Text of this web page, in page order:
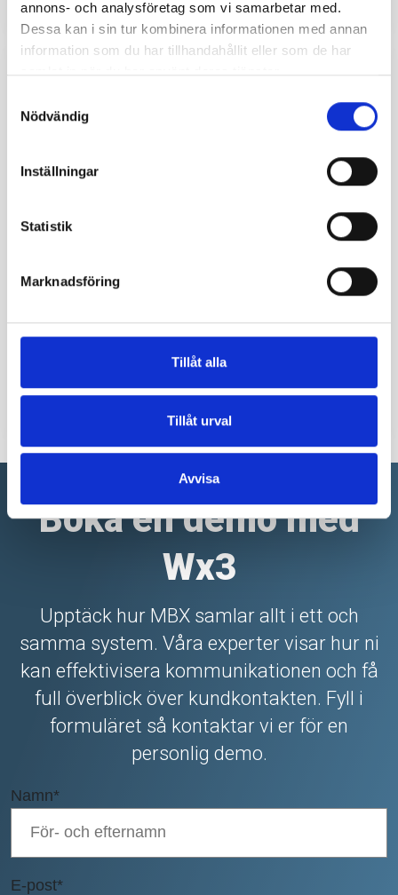
annons- och analysföretag som vi samarbetar med.
Dessa kan i sin tur kombinera informationen med annan
information som du har tillhandahållit eller som de har
samlat in när du har använt deras tjänster.
Nödvändig
Inställningar
Statistik
Marknadsföring
Tillåt alla
Tillåt urval
Avvisa
Anamneser & frågeformulär
Beroende på symptom kan du bygga upp dina
inför ett besök eller skicka ut frågorna till
patienten vid behov.
Boka en demo med
Wx3
Upptäck hur MBX samlar allt i ett och
samma system. Våra experter visar hur ni
kan effektivisera kommunikationen och få
full överblick över kundkontakten. Fyll i
formuläret så kontaktar vi er för en
personlig demo.
Namn*
E-post*